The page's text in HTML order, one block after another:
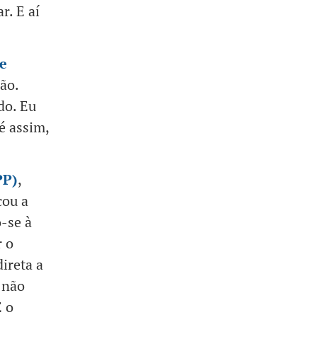
E aí
Eu
assim,
,
a
se à
o
a
o